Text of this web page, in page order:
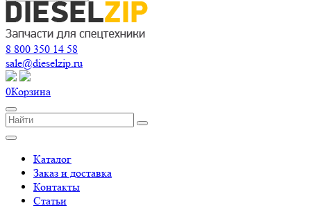
8 800 350 14 58
sale@dieselzip.ru
0Корзина
Каталог
Заказ и доставка
Контакты
Статьи